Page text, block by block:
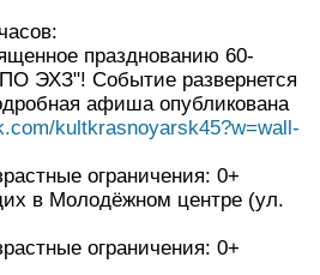
празднованию 60-
ЭХЗ"! Событие развернется
афиша опубликована
kultkrasnoyarsk45?w=wall-
ограничения: 0+
в Молодёжном центре (ул.
ограничения: 0+